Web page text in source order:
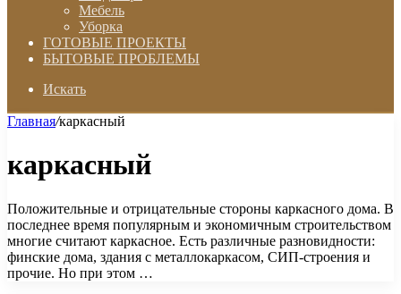
Мебель
Уборка
ГОТОВЫЕ ПРОЕКТЫ
БЫТОВЫЕ ПРОБЛЕМЫ
Искать
Главная/каркасный
каркасный
Положительные и отрицательные стороны каркасного дома. В
последнее время популярным и экономичным строительством
многие считают каркасное. Есть различные разновидности:
финские дома, здания с металлокаркасом, СИП-строения и
прочие. Но при этом …